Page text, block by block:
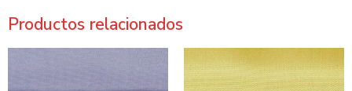
Productos relacionados